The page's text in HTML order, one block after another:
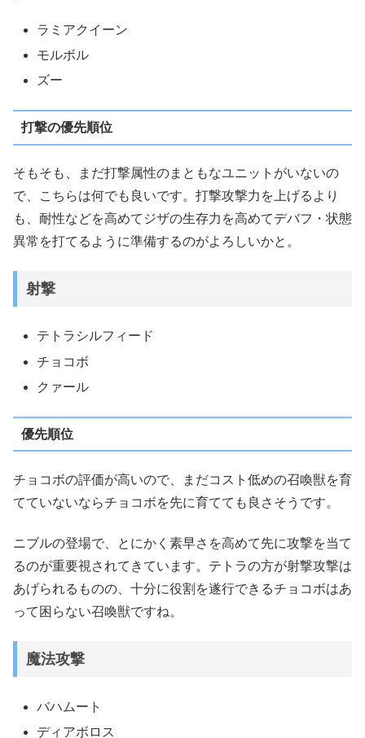
ラミアクイーン
モルボル
ズー
打撃の優先順位
そもそも、まだ打撃属性のまともなユニットがいないの
で、こちらは何でも良いです。打撃攻撃力を上げるより
も、耐性などを高めてジザの生存力を高めてデバフ・状態
異常を打てるように準備するのがよろしいかと。
射撃
テトラシルフィード
チョコボ
クァール
優先順位
チョコボの評価が高いので、まだコスト低めの召喚獣を育
てていないならチョコボを先に育てても良さそうです。
ニブルの登場で、とにかく素早さを高めて先に攻撃を当て
るのが重要視されてきています。テトラの方が射撃攻撃は
あげられるものの、十分に役割を遂行できるチョコボはあ
って困らない召喚獣ですね。
魔法攻撃
バハムート
ディアボロス